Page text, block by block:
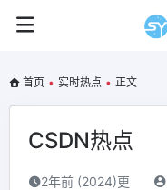
首页 • 实时热点 • 正文
CSDN热点
2年前 (2024)更